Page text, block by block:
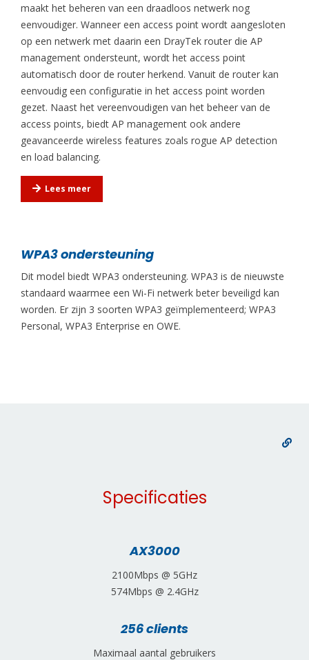
maakt het beheren van een draadloos netwerk nog
eenvoudiger. Wanneer een access point wordt aangesloten
op een netwerk met daarin een DrayTek router die AP
management ondersteunt, wordt het access point
automatisch door de router herkend. Vanuit de router kan
eenvoudig een configuratie in het access point worden
gezet. Naast het vereenvoudigen van het beheer van de
access points, biedt AP management ook andere
geavanceerde wireless features zoals rogue AP detection
en load balancing.
Lees meer
WPA3 ondersteuning
Dit model biedt WPA3 ondersteuning. WPA3 is de nieuwste
standaard waarmee een Wi-Fi netwerk beter beveiligd kan
worden. Er zijn 3 soorten WPA3 geïmplementeerd; WPA3
Personal, WPA3 Enterprise en OWE.
Specificaties
AX3000
2100Mbps @ 5GHz
574Mbps @ 2.4GHz
256 clients
Maximaal aantal gebruikers